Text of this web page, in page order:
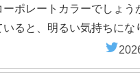
ーポレートカラーでしょ
いると、明るい気持ちにな